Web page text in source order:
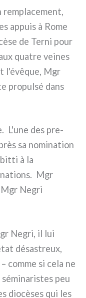
rem­pla­ce­ment,
appuis à Rome
de Terni pour
qua­tre vei­nes
l'évêque, Mgr
pro­pul­sé dans
L'une des pre­
sa nomi­na­tion
à la
Mgr
Negri
Negri, il lui
désa­streux,
com­me si cela ne
peu
dio­cè­ses qui les